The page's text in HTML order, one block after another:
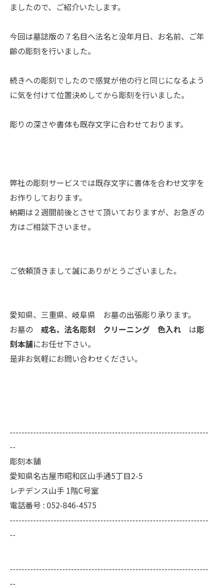
ましたので、ご紹介いたします。
今回は墓誌版の７名目へ法名と没年月日、お名前、ご年
齢の彫刻を行いました。
続きへの彫刻でしたので感覚が他の行と同じになるよう
に気を付けて位置決めしてから彫刻を行いました。
彫りの深さや書体も既存文字に合わせております。
弊社の彫刻サービスでは既存文字に書体を合わせ文字を
お作りしております。
納期は２週間前後とさせて頂いておりますが、お急ぎの
方はご相談下さいませ。
ご依頼頂きまして誠にありがとうございました。
愛知県、三重県、岐阜県 お墓の出張彫り承ります。
お墓の 戒名、法名彫刻 クリーニング 色入れ は彫
刻本舗にお任せ下さい。
是非お気軽にお問い合わせください。
--------------------------------------------------------------------
--
彫刻本舗
愛知県名古屋市昭和区山手通5丁目2-5
レヂデンス山手 1階C号室
電話番号 : 052-846-4575
--------------------------------------------------------------------
--
--------------------------------------------------------------------